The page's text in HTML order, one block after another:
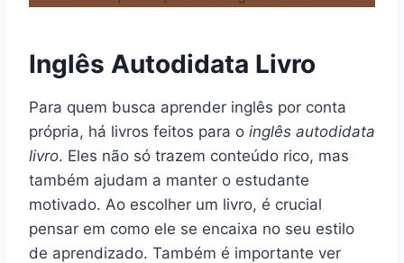
Inglês Autodidata Livro
Para quem busca aprender inglês por conta
própria, há livros feitos para o inglês autodidata
livro. Eles não só trazem conteúdo rico, mas
também ajudam a manter o estudante
motivado. Ao escolher um livro, é crucial
pensar em como ele se encaixa no seu estilo
de aprendizado. Também é importante ver